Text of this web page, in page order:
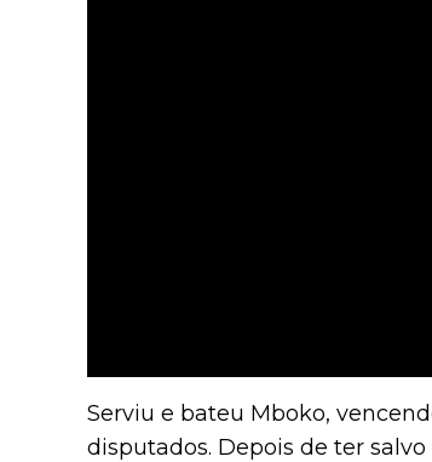
Serviu e bateu Mboko,
disputados. Depois de ter